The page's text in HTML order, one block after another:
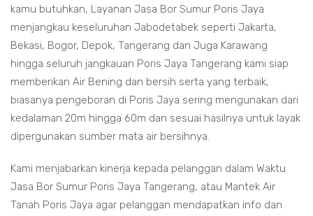
kamu butuhkan, Layanan Jasa Bor Sumur Poris Jaya
menjangkau keseluruhan Jabodetabek seperti Jakarta,
Bekasi, Bogor, Depok, Tangerang dan Juga Karawang
hingga seluruh jangkauan Poris Jaya Tangerang kami siap
memberikan Air Bening dan bersih serta yang terbaik,
biasanya pengeboran di Poris Jaya sering mengunakan dari
kedalaman 20m hingga 60m dan sesuai hasilnya untuk layak
dipergunakan sumber mata air bersihnya.
Kami menjabarkan kinerja kepada pelanggan dalam Waktu
Jasa Bor Sumur Poris Jaya Tangerang, atau Mantek Air
Tanah Poris Jaya agar pelanggan mendapatkan info dan